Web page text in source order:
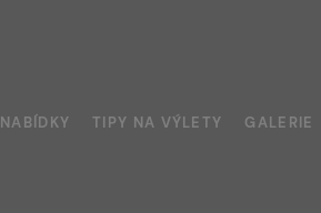
NABÍDKY TIPY NA VÝLETY GALERIE